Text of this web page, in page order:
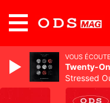
VOUS
Twenty-
Stressed